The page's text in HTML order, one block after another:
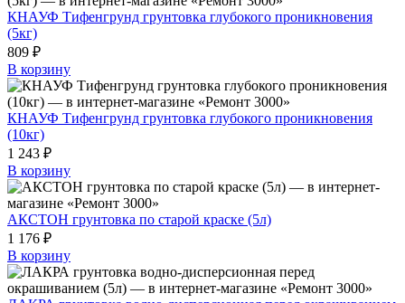
КНАУФ Тифенгрунд грунтовка глубокого проникновения
(5кг)
809 ₽
В корзину
КНАУФ Тифенгрунд грунтовка глубокого проникновения
(10кг)
1 243 ₽
В корзину
АКСТОН грунтовка по старой краске (5л)
1 176 ₽
В корзину